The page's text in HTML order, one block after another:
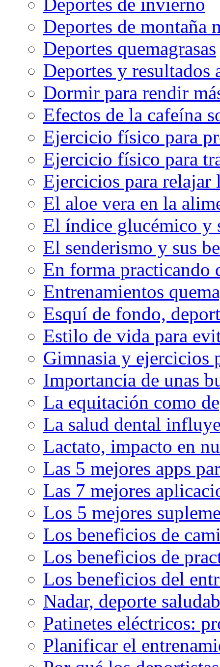
Deportes de montaña
Deportes quemagrasas
Deportes y resultados
Dormir para rendir
Efectos de la cafeína
Ejercicio físico para
Ejercicio físico para
Ejercicios para relajar
El aloe vera en la
El índice glucémico y
El senderismo y sus
En forma practicando
Entrenamientos
Esquí de fondo,
Estilo de vida para
Gimnasia y ejercicios
Importancia de unas
La equitación como
La salud dental
Lactato, impacto en
Las 5 mejores apps
Las 7 mejores
Los 5 mejores
Los beneficios de
Los beneficios de
Los beneficios del
Nadar, deporte
Patinetes eléctricos:
Planificar el